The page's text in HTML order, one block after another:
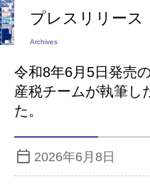
プレスリリース
Archives
令和8年6月5日発売
産税チームが執筆し
た。
2026年6月8日